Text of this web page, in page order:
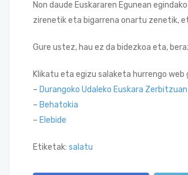
Non daude Euskararen Egunean
zirenetik eta bigarrena onartu zenetik,
Gure ustez, hau ez da bidezkoa eta,
Klikatu eta egizu salaketa hurrengo web
– Durangoko Udaleko Euskara Zerbitzuan
– Behatokia
– Elebide
Etiketak: salatu